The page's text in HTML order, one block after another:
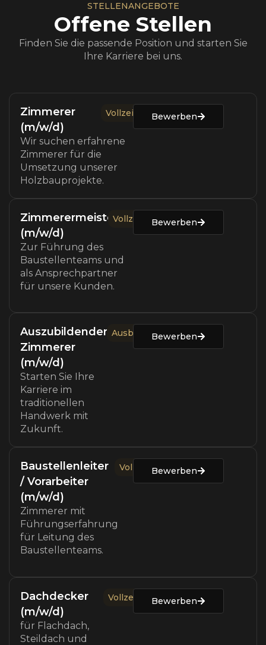
STELLENANGEBOTE
Offene Stellen
Finden Sie die passende Position und starten Sie
Ihre Karriere bei uns.
Zimmerer
(m/w/d)
Vollzeit
Wir suchen erfahrene
Zimmerer für die
Umsetzung unserer
Holzbauprojekte.
Bewerben
Zimmerermeister
(m/w/d)
Vollzeit
Zur Führung des
Baustellenteams und
als Ansprechpartner
für unsere Kunden.
Bewerben
Auszubildender
Zimmerer
(m/w/d)
Ausbildung
Starten Sie Ihre
Karriere im
traditionellen
Handwerk mit
Zukunft.
Bewerben
Baustellenleiter
/ Vorarbeiter
(m/w/d)
Vollzeit
Zimmerer mit
Führungserfahrung
für Leitung des
Baustellenteams.
Bewerben
Dachdecker
(m/w/d)
Vollzeit
für Flachdach,
Steildach und
Bewerben